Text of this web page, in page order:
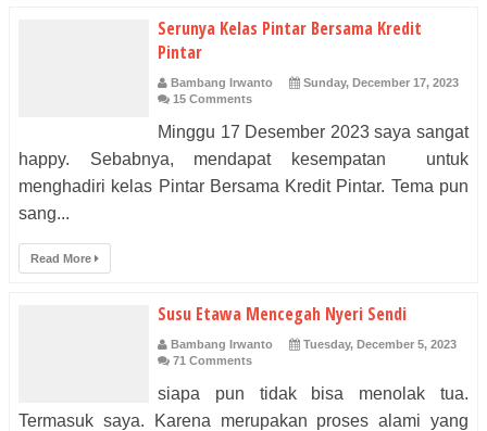
Serunya Kelas Pintar Bersama Kredit
Pintar
Bambang Irwanto
Sunday, December 17, 2023
15 Comments
Minggu 17 Desember 2023 saya sangat
happy. Sebabnya, mendapat kesempatan untuk
menghadiri kelas Pintar Bersama Kredit Pintar. Tema pun
sang...
Read More
Susu Etawa Mencegah Nyeri Sendi
Bambang Irwanto
Tuesday, December 5, 2023
71 Comments
siapa pun tidak bisa menolak tua.
Termasuk saya. Karena merupakan proses alami yang